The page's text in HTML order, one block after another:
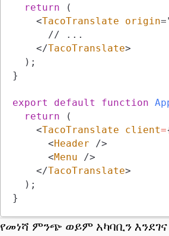
return
(
<TacoTranslate origin=
</TacoTranslate>
) ;
}
export default function
return
(
<TacoTranslate client=
<Header
/>
<Menu
/>
</TacoTranslate>
) ;
}
የመነሻ ምንጭ ወይም አካባቢን